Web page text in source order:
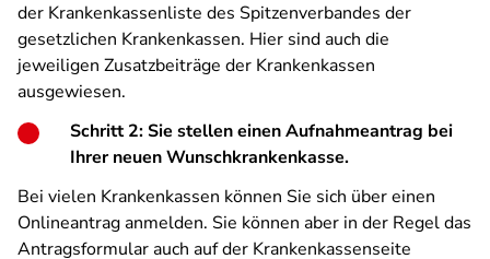
der Krankenkassenliste des Spitzenverbandes der
gesetzlichen Krankenkassen. Hier sind auch die
jeweiligen Zusatzbeiträge der Krankenkassen
ausgewiesen.
Schritt 2: Sie stellen einen Aufnahmeantrag bei
Ihrer neuen Wunschkrankenkasse.
Bei vielen Krankenkassen können Sie sich über einen
Onlineantrag anmelden. Sie können aber in der Regel das
Antragsformular auch auf der Krankenkassenseite